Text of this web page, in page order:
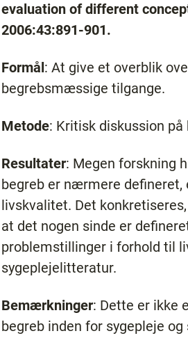
evaluation of different
2006:43:891-901.
Formål: At give et overblik
begrebsmæssige tilgange.
Metode: Kritisk diskussion
Resultater: Megen forskning
begreb er nærmere defineret,
livskvalitet. Det
at det nogen sinde er
problemstillinger i forhold til
sygeplejelitteratur.
Bemærkninger: Dette er ikke
begreb inden for sygepleje